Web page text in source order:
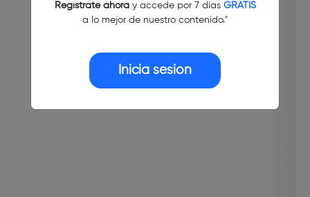
Regístrate ahoray accede por 7 días GRATIS
a lo mejor de nuestro contenido."
Inicia sesión